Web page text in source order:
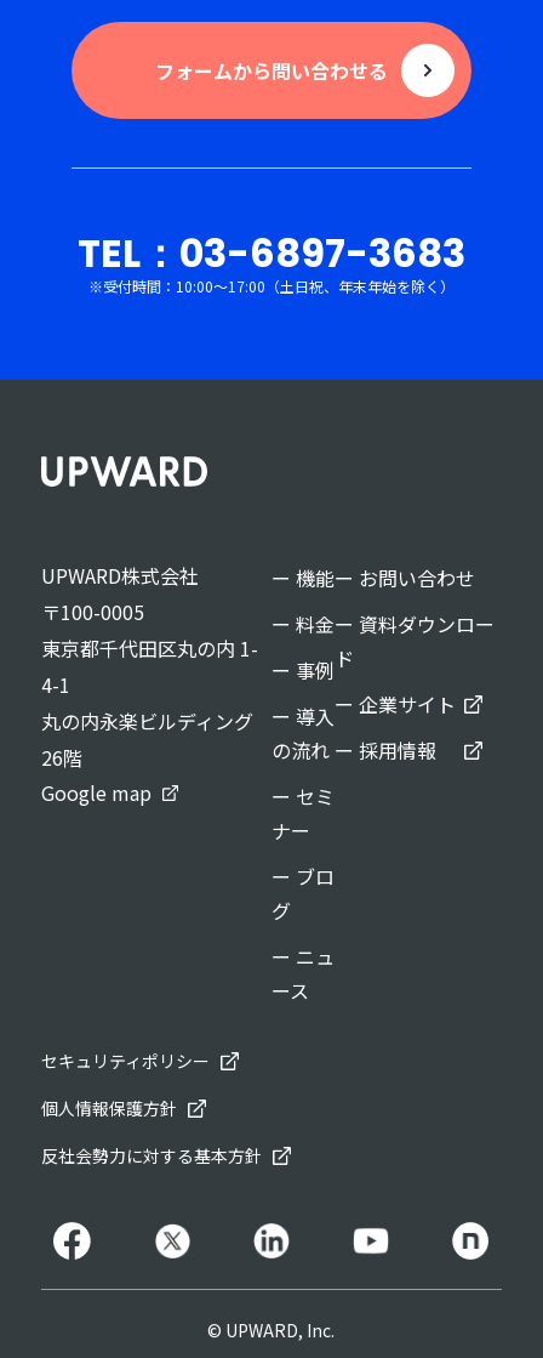
フォームから問い合わせる
TEL：03-6897-3683
※受付時間：10:00〜17:00（土日祝、年末年始を除く）
UPWARD株式会社
〒100-0005
東京都千代田区丸の内 1-
4-1
丸の内永楽ビルディング
26階
Google map
ー 機能
ー 料金
ー 事例
ー 導入
の流れ
ー セミ
ナー
ー ブロ
グ
ー ニュ
ース
ー お問い合わせ
ー 資料ダウンロー
ド
ー 企業サイト
ー 採用情報
セキュリティポリシー
個人情報保護方針
反社会勢力に対する基本方針
© UPWARD, Inc.